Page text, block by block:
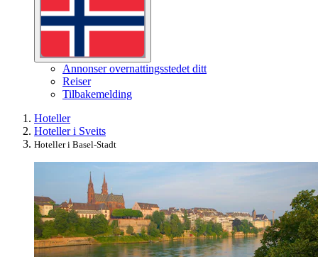
Annonser overnattingsstedet ditt
Reiser
Tilbakemelding
Hoteller
Hoteller i Sveits
Hoteller i Basel-Stadt